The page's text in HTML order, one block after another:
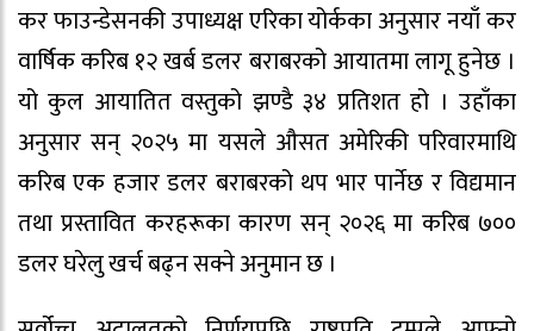
कर फाउन्डेसनकी उपाध्यक्ष एरिका योर्कका अनुसार नयाँ कर
वार्षिक करिब १२ खर्ब डलर बराबरको आयातमा लागू हुनेछ ।
यो कुल आयातित वस्तुको झण्डै ३४ प्रतिशत हो । उहाँका
अनुसार सन् २०२५ मा यसले औसत अमेरिकी परिवारमाथि
करिब एक हजार डलर बराबरको थप भार पार्नेछ र विद्यमान
तथा प्रस्तावित करहरूका कारण सन् २०२६ मा करिब ७००
डलर घरेलु खर्च बढ्न सक्ने अनुमान छ ।